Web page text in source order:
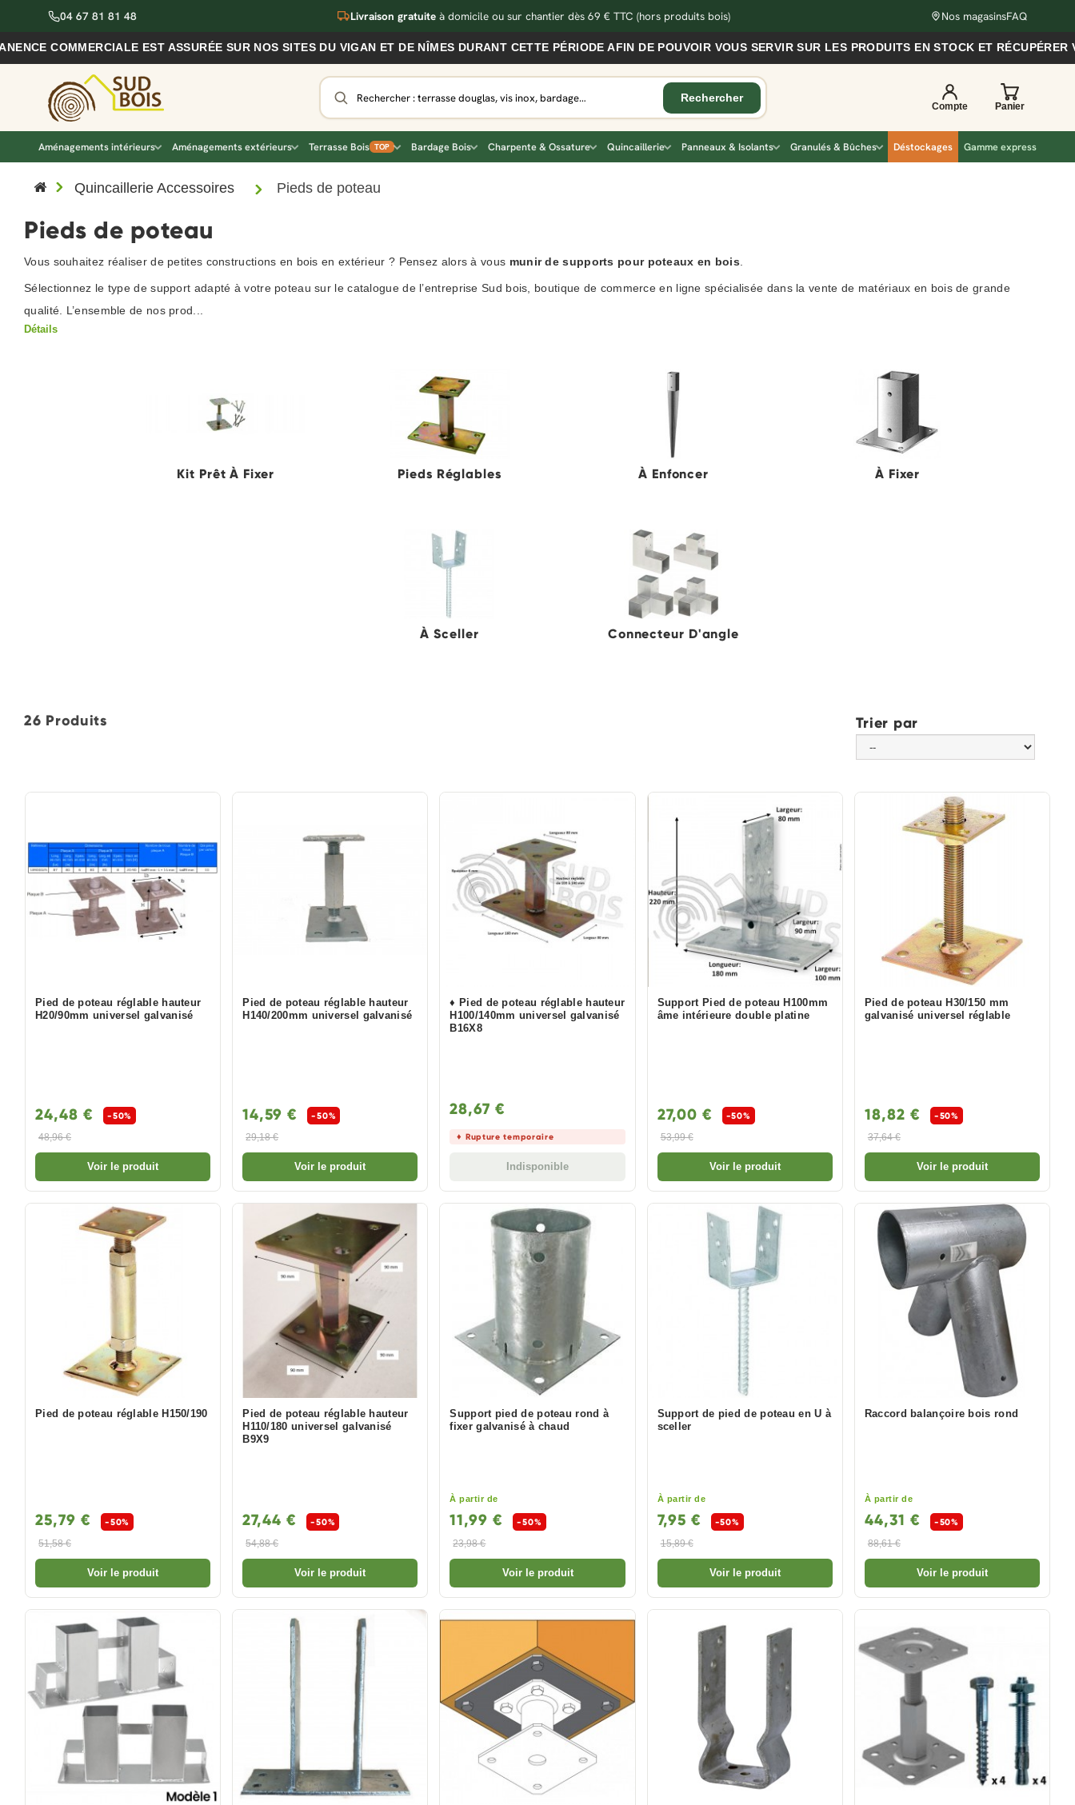
04 67 81 81 48 Livraison gratuiteà domicile ou sur chantier dès 69 € TTC (hors produits bois) Nos magasinsFAQ
EST ASSURÉE SUR NOS SITES DU VIGAN ET DE NÎMES DURANT CETTE PÉRIODE AFIN DE POUVOIR VOUS SERVIR SUR LES PRODUITS EN STOCK ET RÉCUPÉRER VOS
Aménagements intérieurs Aménagements extérieurs Terrasse Bois TOP Bardage Bois Charpente & Ossature Quincaillerie Panneaux & Isolants Granulés & Bûches Déstockages Gamme express
Pieds de poteau
Vous souhaitez réaliser de petites constructions en bois en extérieur ? Pensez alors à vous munir de supports pour poteaux en bois
Sélectionnez le type de support adapté à votre poteau sur le catalogue de l’entreprise Sud bois, boutique de commerce en ligne spécialisée dans la vente de matériaux en bois de grande
qualité. L’ensemble de nos prod...
Détails
Quincaillerie Accessoires Pieds de poteau
Kit Prêt À Fixer Pieds Réglables À Enfoncer À Fixer
À Sceller Connecteur D'angle
26 Produits Trier par
Pied de poteau réglable hauteur
H20/90mm universel galvanisé
24,48 €
-50%
48,96 €
Voir le produit
Pied de poteau réglable hauteur
H140/200mm universel galvanisé
14,59 €
-50%
29,18 €
Voir le produit
♦ Pied de poteau réglable hauteur
H100/140mm universel galvanisé
B16X8
28,67 €
♦ Rupture temporaire
Indisponible
Support Pied de poteau H100mm
âme intérieure double platine
27,00 €
-50%
53,99 €
Voir le produit
Pied de poteau H30/150 mm
galvanisé universel réglable
18,82 €
-50%
37,64 €
Voir le produit
Pied de poteau réglable H150/190
25,79 €
-50%
51,58 €
Voir le produit
Pied de poteau réglable hauteur
H110/180 universel galvanisé
B9X9
27,44 €
-50%
54,88 €
Voir le produit
Support pied de poteau rond à
fixer galvanisé à chaud
À partir de
11,99 €
-50%
23,98 €
Voir le produit
Support de pied de poteau en U à
sceller
À partir de
7,95 €
-50%
15,89 €
Voir le produit
Raccord balançoire bois rond
À partir de
44,31 €
-50%
88,61 €
Voir le produit